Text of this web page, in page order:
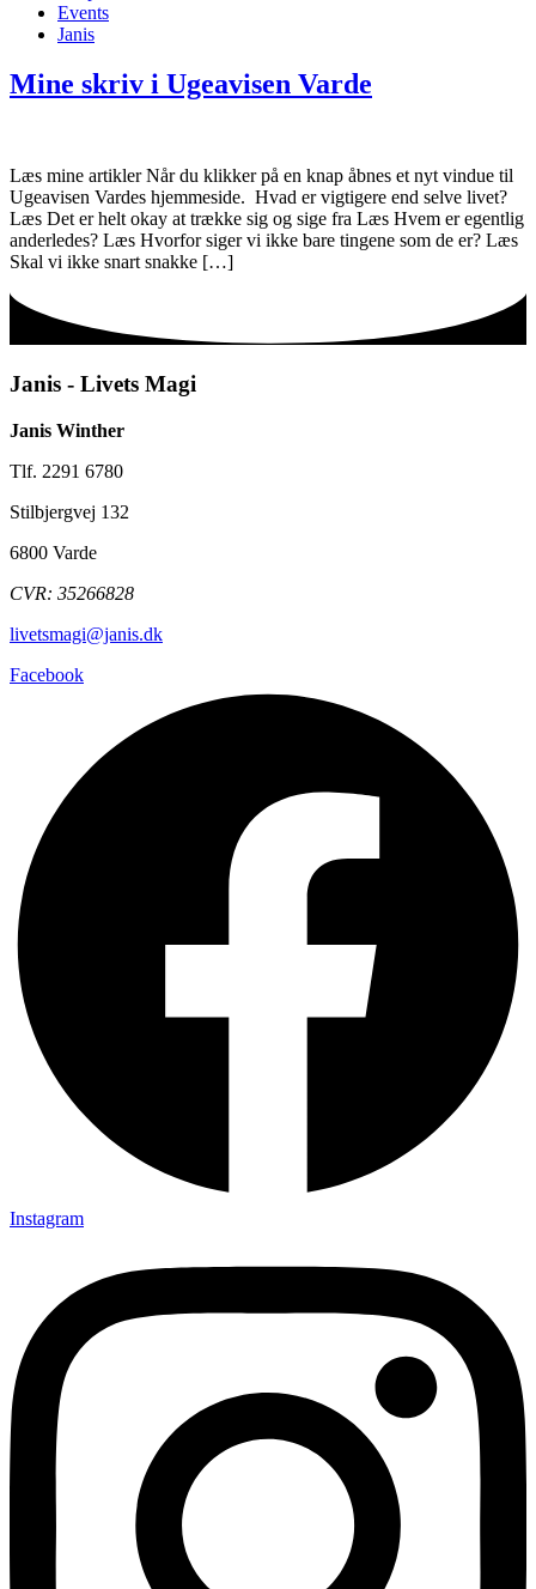
Events
Janis
Mine skriv i Ugeavisen Varde
Læs mine artikler Når du klikker på en knap åbnes et nyt vindue til
Ugeavisen Vardes hjemmeside. Hvad er vigtigere end selve livet?
Læs Det er helt okay at trække sig og sige fra Læs Hvem er egentlig
anderledes? Læs Hvorfor siger vi ikke bare tingene som de er? Læs
Skal vi ikke snart snakke […]
Janis - Livets Magi
Janis Winther
Tlf. 2291 6780
Stilbjergvej 132
6800 Varde
CVR: 35266828
livetsmagi@janis.dk
Facebook
Instagram